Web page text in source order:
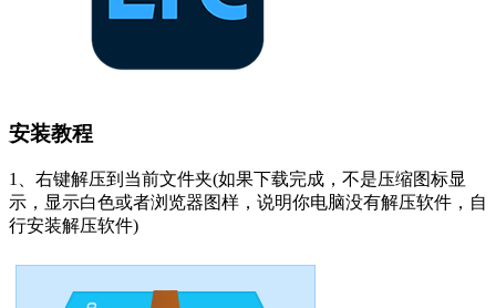
安装教程
1、右键解压到当前文件夹(如果下载完成，不是压缩图标显
示，显示白色或者浏览器图样，说明你电脑没有解压软件，自
行安装解压软件)